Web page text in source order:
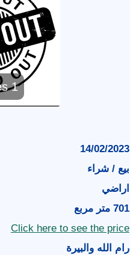
1 Images
14/02/2023
بيع / شراء
اراضي
701 متر مربع
Click here to see the price
رام الله والبيرة